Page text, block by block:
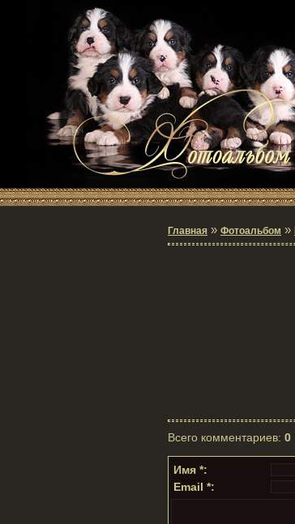
Главная » Фотоальбом »
Всего комментариев: 0
Имя *:
Email *: